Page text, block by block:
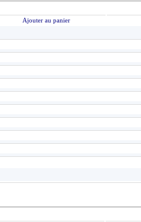
Ajouter au panier